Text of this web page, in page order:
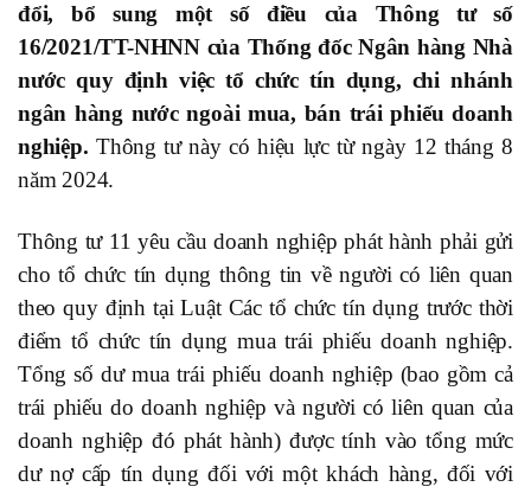
đổi, bổ sung một số điều của Thông tư số
16/2021/TT-NHNN của Thống đốc Ngân hàng Nhà
nước quy định việc tổ chức tín dụng, chi nhánh
ngân hàng nước ngoài mua, bán trái phiếu doanh
nghiệp. Thông tư này có hiệu lực từ ngày 12 tháng 8
năm 2024.
Thông tư 11 yêu cầu doanh nghiệp phát hành phải gửi
cho tổ chức tín dụng thông tin về người có liên quan
theo quy định tại Luật Các tổ chức tín dụng trước thời
điểm tổ chức tín dụng mua trái phiếu doanh nghiệp.
Tổng số dư mua trái phiếu doanh nghiệp (bao gồm cả
trái phiếu do doanh nghiệp và người có liên quan của
doanh nghiệp đó phát hành) được tính vào tổng mức
dư nợ cấp tín dụng đối với một khách hàng, đối với